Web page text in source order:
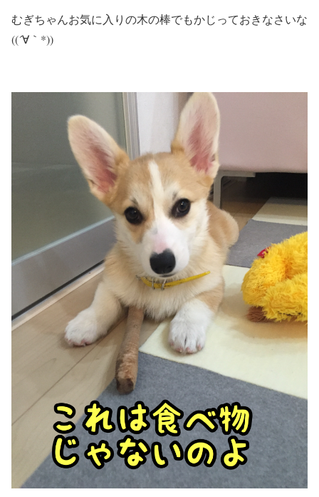
むぎちゃんお気に入りの木の棒でもかじっておきなさいな
((´∀｀*))